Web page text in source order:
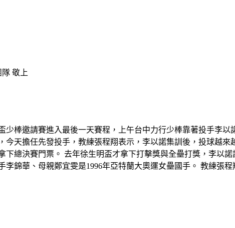
隊 敬上
少棒邀請賽進入最後一天賽程，上午台中力行少棒靠著投手李
今天擔任先發投手，教練張程翔表示，李以諾集訓後，投球越
下總決賽門票。 去年徐生明盃才拿下打擊獎與全壘打獎，李以
李錦華、母親鄭宜雯是1996年亞特蘭大奧運女壘國手。 教練張